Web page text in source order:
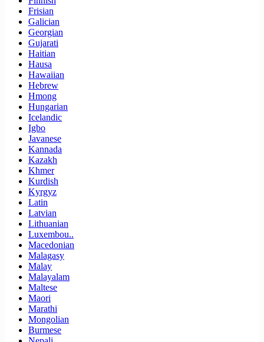
Frisian
Galician
Georgian
Gujarati
Haitian
Hausa
Hawaiian
Hebrew
Hmong
Hungarian
Icelandic
Igbo
Javanese
Kannada
Kazakh
Khmer
Kurdish
Kyrgyz
Latin
Latvian
Lithuanian
Luxembou..
Macedonian
Malagasy
Malay
Malayalam
Maltese
Maori
Marathi
Mongolian
Burmese